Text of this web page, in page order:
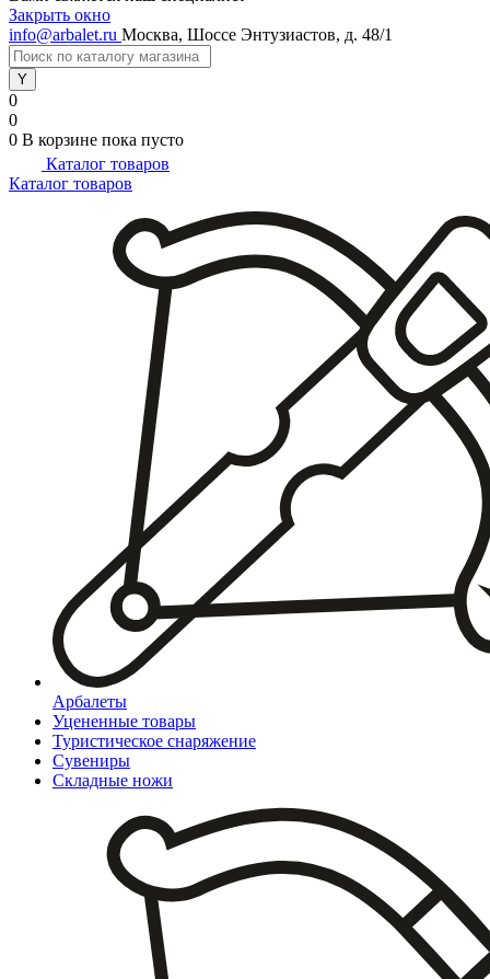
Закрыть окно
info@arbalet.ru Москва, Шоссе Энтузиастов, д. 48/1
0
0
0 В корзине пока пусто
Каталог товаров
Каталог товаров
Арбалеты
Уцененные товары
Туристическое снаряжение
Сувениры
Складные ножи